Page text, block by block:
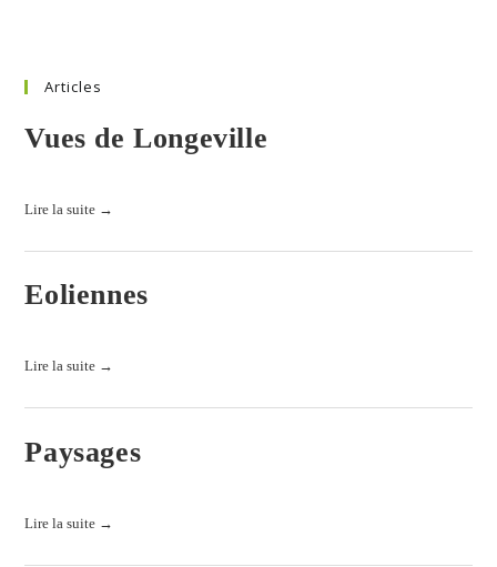
Articles
Vues de Longeville
Lire la suite →
Eoliennes
Lire la suite →
Paysages
Lire la suite →